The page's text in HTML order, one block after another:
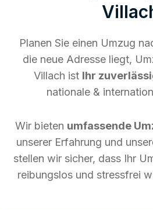
Planen Sie einen Umzug
die neue Adresse liegt,
Villach ist Ihr
nationale &
Wir bieten umfassende
unserer Erfahrung und
stellen wir sicher, dass Ihr
reibungslos und stressfrei